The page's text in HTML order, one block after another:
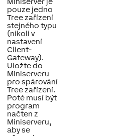
pouze jedno
Tree zařízení
stejného typu
(nikoli v
nastavení
Client-
Gateway).
Uložte do
Miniserveru
pro spárování
Tree zařízení.
Poté musí být
program
načten z
Miniserveru,
aby se